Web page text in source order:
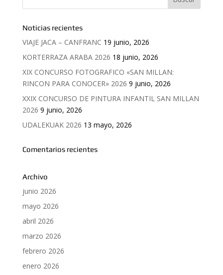
Noticias recientes
VIAJE JACA – CANFRANC 19 junio, 2026
KORTERRAZA ARABA 2026 18 junio, 2026
XIX CONCURSO FOTOGRAFICO «SAN MILLAN:
RINCON PARA CONOCER» 2026 9 junio, 2026
XXIX CONCURSO DE PINTURA INFANTIL SAN MILLAN
2026 9 junio, 2026
UDALEKUAK 2026 13 mayo, 2026
Comentarios recientes
Archivo
junio 2026
mayo 2026
abril 2026
marzo 2026
febrero 2026
enero 2026